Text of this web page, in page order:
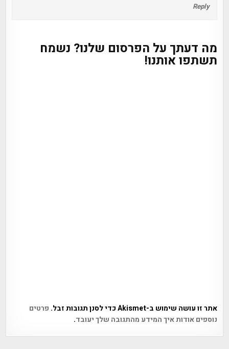
Reply
מה דעתך על הפרסום שלנו? נשמח
תשתפו אותנו!
אתר זו עושה שימוש ב-Akismet כדי לסנן תגובות זבל.
פרטים
נוספים אודות איך המידע מהתגובה שלך יעובד.